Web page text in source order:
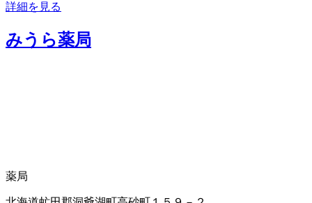
詳細を見る
みうら薬局
薬局